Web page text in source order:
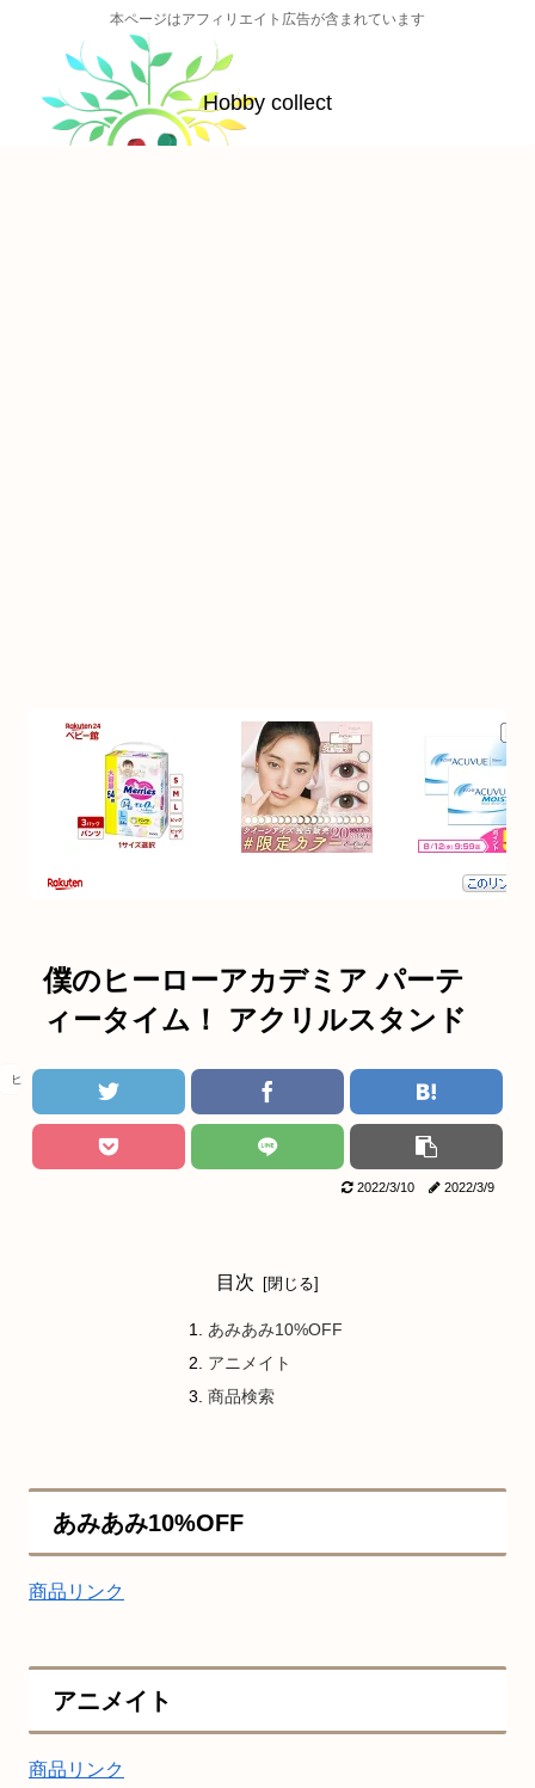
本ページはアフィリエイト広告が含まれています
Hobby collect
僕のヒーローアカデミア パーテ
ィータイム！ アクリルスタンド
ヒロアカ
2022/3/10 2022/3/9
目次
あみあみ10%OFF
アニメイト
商品検索
あみあみ10%OFF
商品リンク
アニメイト
商品リンク